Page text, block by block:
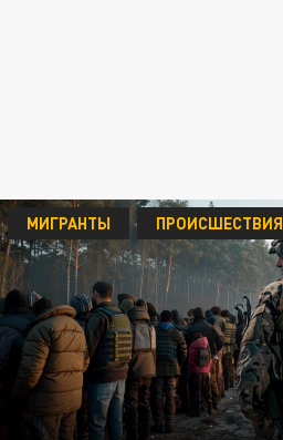
МИГРАНТЫ ПРОИСШЕСТВИЯ